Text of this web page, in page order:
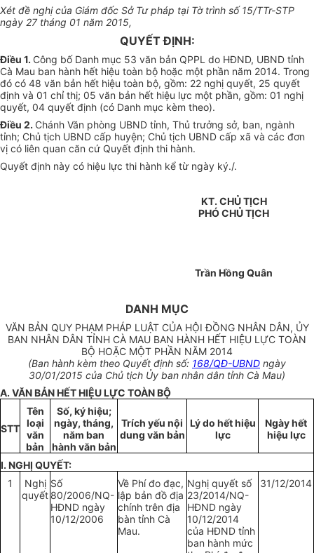
Xét đề nghị của Giám đốc Sở Tư pháp tại Tờ trình số 15/TTr-STP
ngày 27 tháng 01 năm 2015,
QUYẾT ĐỊNH:
Điều 1. Công bố Danh mục 53 văn bản QPPL do HĐND, UBND tỉnh
Cà Mau ban hành hết hiệu toàn bộ hoặc một phần năm 2014. Trong
đó có 48 văn bản hết hiệu toàn bộ, gồm: 22 nghị quyết, 25 quyết
định và 01 chỉ thị; 05 văn bản hết hiệu lực một phần, gồm: 01 nghị
quyết, 04 quyết định (có Danh mục kèm theo).
Điều 2. Chánh Văn phòng UBND tỉnh, Thủ trưởng sở, ban, ngành
tỉnh; Chủ tịch UBND cấp huyện; Chủ tịch UBND cấp xã và các đơn
vị có liên quan căn cứ Quyết định thi hành.
Quyết định này có hiệu lực thi hành kể từ ngày ký./.
KT. CHỦ TỊCH
PHÓ CHỦ TỊCH
Trần Hồng Quân
DANH MỤC
VĂN BẢN QUY PHẠM PHÁP LUẬT CỦA HỘI ĐỒNG NHÂN DÂN, ỦY
BAN NHÂN DÂN TỈNH CÀ MAU BAN HÀNH HẾT HIỆU LỰC TOÀN
BỘ HOẶC MỘT PHẦN NĂM 2014
(Ban hành kèm theo Quyết định số: 168/QĐ-UBND ngày
30/01/2015 của Chủ tịch Ủy ban nhân dân tỉnh Cà Mau)
A. VĂN BẢN HẾT HIỆU LỰC TOÀN BỘ
STT
Tên
loại
văn
bản
Số, ký hiệu;
ngày, tháng,
năm ban
hành văn bản
Trích yếu nội
dung văn bản
Lý do hết hiệu
lực
Ngày hết
hiệu lực
I. NGHỊ QUYẾT:
1
Nghị
quyết
Số
80/2006/NQ-
HĐND ngày
10/12/2006
Về Phí đo đạc,
lập bản đồ địa
chính trên địa
bàn tỉnh Cà
Mau.
Nghị quyết số
23/2014/NQ-
HĐND ngày
10/12/2014
của HĐND tỉnh
ban hành mức
31/12/2014